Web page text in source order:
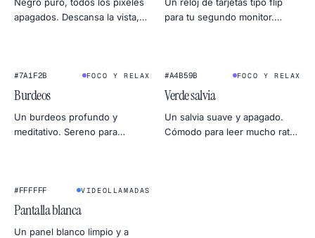
apagados. Descansa la vista,
para tu segundo monitor.
temporizador de sueño.
#7A1F2B FOCO Y RELAX
Burdeos
Un burdeos profundo y
meditativo. Sereno para
#A4B59B FOCO Y RELAX
Verde salvia
Un salvia suave y apagado.
Cómodo para leer mucho rato
★
#FFFFFF VIDEOLLAMADAS
Pantalla blanca
Un panel blanco limpio y a